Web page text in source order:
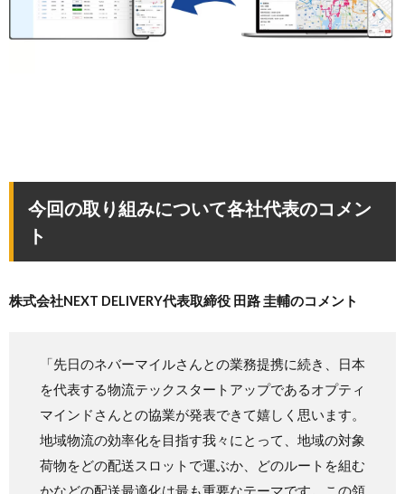
今回の取り組みについて各社代表のコメン
ト
株式会社NEXT DELIVERY代表取締役 田路 圭輔のコメント
「先日のネバーマイルさんとの業務提携に続き、日本
を代表する物流テックスタートアップであるオプティ
マインドさんとの協業が発表できて嬉しく思います。
地域物流の効率化を目指す我々にとって、地域の対象
荷物をどの配送スロットで運ぶか、どのルートを組む